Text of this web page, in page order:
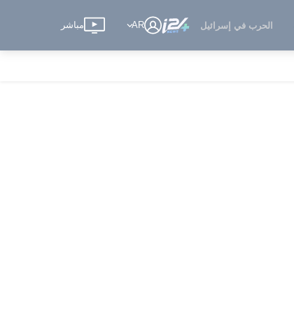
الحرب في إسرائيل AR مباشر